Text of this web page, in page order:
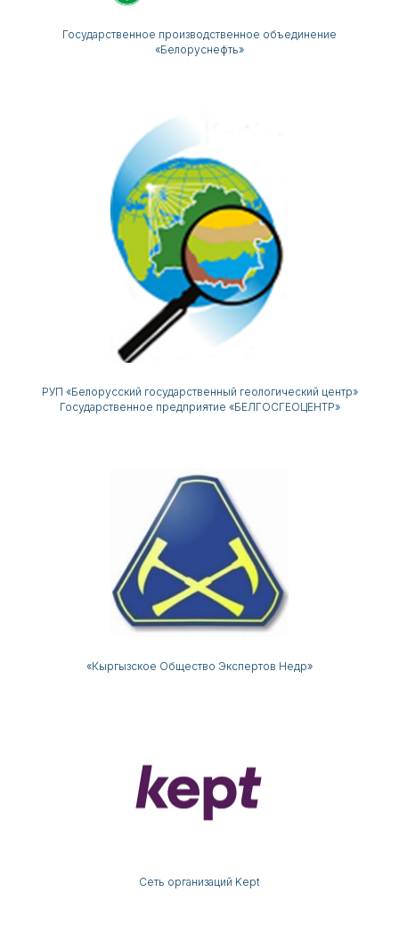
Государственное производственное объединение
«Белоруснефть»
РУП «‎Белорусский государственный геологический центр»‎
Государственное предприятие «‎БЕЛГОСГЕОЦЕНТР»
«Кыргызское Общество Экспертов Недр»
Сеть организаций Kept